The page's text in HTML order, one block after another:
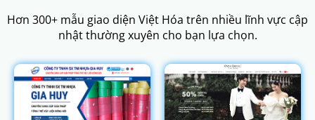
Hơn 300+ mẫu giao diện Việt Hóa trên nhiều lĩnh vực cập
nhật thường xuyên cho bạn lựa chọn.